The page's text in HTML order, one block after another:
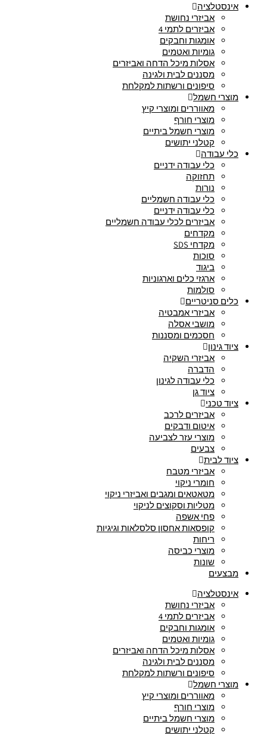
אינסטלציה
אביזרי נחושת
אביזרים לתמי 4
אומגות וחבקים
גומיות ואטמים
אסלות מיכל הדחה ואביזרים
מסננים לבית ולגינה
סיפונים ורשתות למקלחת
מוצרי חשמל
מאווררים ומוצרי קיץ
מוצרי חורף
מוצרי חשמל ביתיים
קטלני יתושים
כלי עבודה
כלי עבודה ידניים
תחזוקה
נורות
כלי עבודה חשמליים
כלי עבודה ידניים
אביזרים לכלי עבודה חשמליים
מקדחים
מקדחי SDS
סוכות
ביגוד
ארגזי כלים וארגוניות
סולמות
כלים סניטריים
אביזרי אמבטיה
מושבי אסלה
חסכמים ומסננות
ציוד גינון
אביזרי השקיה
הדברה
כלי עבודה לגינון
ציוד גן
ציוד טכני
אביזרים לרכב
איטום ודבקים
מוצרי עזר לצביעה
צבעים
ציוד לבית
אביזרי מטבח
חומרי ניקוי
מטאטאים ומגבים ואביזרי ניקוי
מטליות וסקוצים לניקוי
פחי אשפה
קופסאות אחסון סלסלאות וגיגיות
ריחות
מוצרי כביסה
שונות
מבצעים
אינסטלציה
אביזרי נחושת
אביזרים לתמי 4
אומגות וחבקים
גומיות ואטמים
אסלות מיכל הדחה ואביזרים
מסננים לבית ולגינה
סיפונים ורשתות למקלחת
מוצרי חשמל
מאווררים ומוצרי קיץ
מוצרי חורף
מוצרי חשמל ביתיים
קטלני יתושים